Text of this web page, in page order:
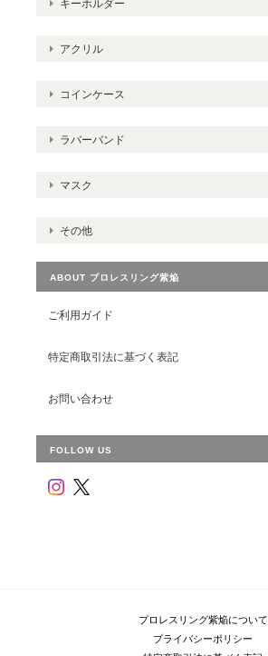
キーホルダー
アクリル
コインケース
ラバーバンド
マスク
その他
ABOUT プロレスリング紫焔
ご利用ガイド
特定商取引法に基づく表記
お問い合わせ
FOLLOW US
プロレスリング紫焔について
プライバシーポリシー